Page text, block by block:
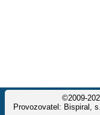
©2009-
Provozovatel: Bispiral,